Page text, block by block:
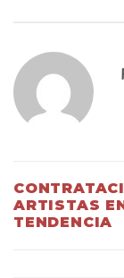
ARTISTAS
TENDENCIA